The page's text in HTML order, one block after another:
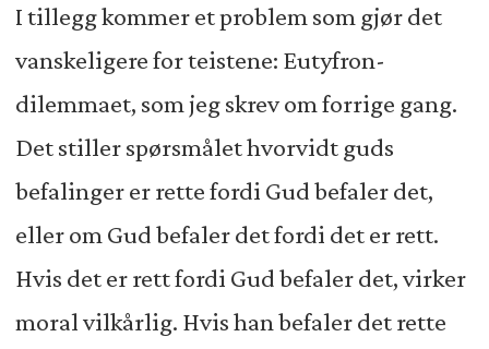
I tillegg kommer et problem som gjør det
vanskeligere for teistene: Eutyfron-
dilemmaet, som jeg skrev om forrige gang.
Det stiller spørsmålet hvorvidt guds
befalinger er rette fordi Gud befaler det,
eller om Gud befaler det fordi det er rett.
Hvis det er rett fordi Gud befaler det, virker
moral vilkårlig. Hvis han befaler det rette